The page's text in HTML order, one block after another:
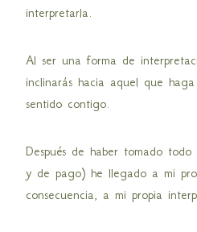
interpretarla.
Al ser una forma de
inclinarás hacia aquel que
sentido contigo.
Después de haber tomado
y de pago) he llegado a mi
consecuencia, a mi propia